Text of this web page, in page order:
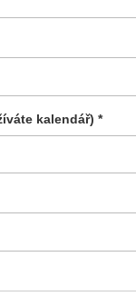
kalendář) *